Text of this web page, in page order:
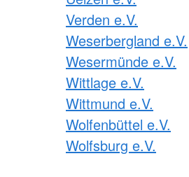
Verden e.V.
Weserbergland e.V.
Wesermünde e.V.
Wittlage e.V.
Wittmund e.V.
Wolfenbüttel e.V.
Wolfsburg e.V.